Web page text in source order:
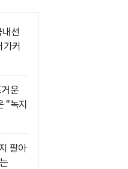
선
커
운
"녹지
팔아